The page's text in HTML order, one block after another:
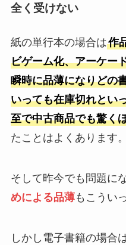
全く受けない
紙の単行本の場合は作
ビゲーム化、アーケー
瞬時に品薄になりどの
いっても在庫切れとい
至で中古商品でも驚く
たことはよくあります。
そして昨今でも問題に
めによる品薄もこうい
しかし電子書籍の場合